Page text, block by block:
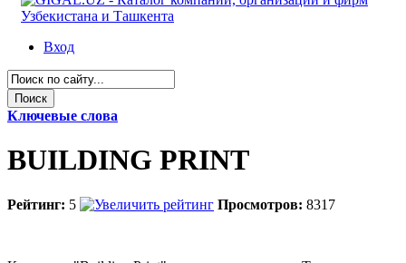
Вход
Ключевые слова
BUILDING PRINT
Рейтинг: 5 Просмотров: 8317